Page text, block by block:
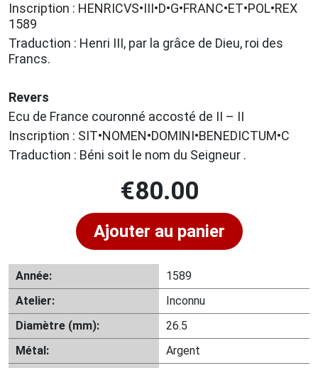
Inscription : HENRICVS•III•D•G•FRANC•ET•POL•REX
1589
Traduction : Henri III, par la grâce de Dieu, roi des
Francs.
Revers
Ecu de France couronné accosté de II – II
Inscription : SIT•NOMEN•DOMINI•BENEDICTUM•C
Traduction : Béni soit le nom du Seigneur .
€80.00
Ajouter au panier
Année:
1589
Atelier:
Inconnu
Diamètre (mm):
26.5
Métal:
Argent